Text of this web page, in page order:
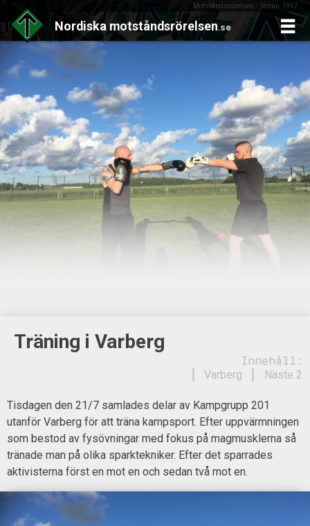
Motståndsrörelsen - Sedan 1997
Nordiska motståndsrörelsen.se
Träning i Varberg
Innehåll:
Näste 2
Varberg
Tisdagen den 21/7 samlades delar av Kampgrupp 201
utanför Varberg för att träna kampsport. Efter uppvärmningen
som bestod av fysövningar med fokus på magmusklerna så
tränade man på olika sparktekniker. Efter det sparrades
aktivisterna först en mot en och sedan två mot en.